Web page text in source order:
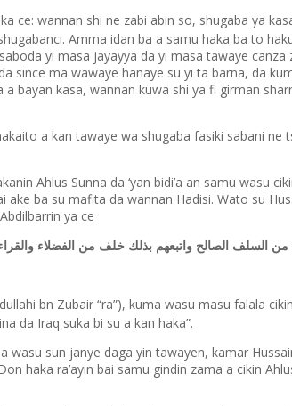
ce: wannan shi ne zabi abin so, shugaba ya
Amma idan ba a samu haka ba to
yi masa jayayya da yi masa tawaye canza
since ma wawaye hanaye su yi ta barna, da
bayan kasa, wannan kuwa shi ya fi girman
a kan tawaye wa shugaba fasiki sabani ne
Ahlus Sunna da ‘yan bidi’a an samu wasu
ake ba su mafita da wannan Hadisi. Wato su
ya ce
السلف الصالح واتبعهم بذلك خلف من الفضلاء والقراء
bn Zubair “ra”), kuma wasu masu falala
da Iraq suka bi su a kan haka”.
wasu sun janye daga yin tawayen, kamar
haka ra’ayin bai samu gindin zama a cikin